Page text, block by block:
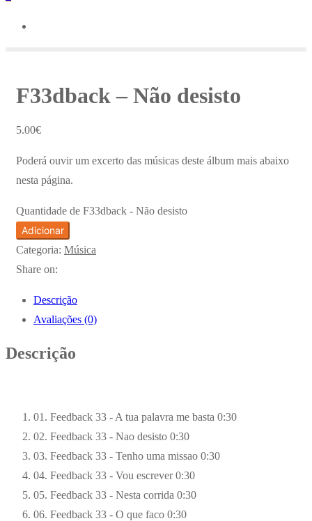
F33dback – Não desisto
5.00€
Poderá ouvir um excerto das músicas deste álbum mais abaixo
nesta página.
Quantidade de F33dback - Não desisto
Adicionar
Categoria: Música
Share on:
Descrição
Avaliações (0)
Descrição
01. Feedback 33 - A tua palavra me basta 0:30
02. Feedback 33 - Nao desisto 0:30
03. Feedback 33 - Tenho uma missao 0:30
04. Feedback 33 - Vou escrever 0:30
05. Feedback 33 - Nesta corrida 0:30
06. Feedback 33 - O que faco 0:30